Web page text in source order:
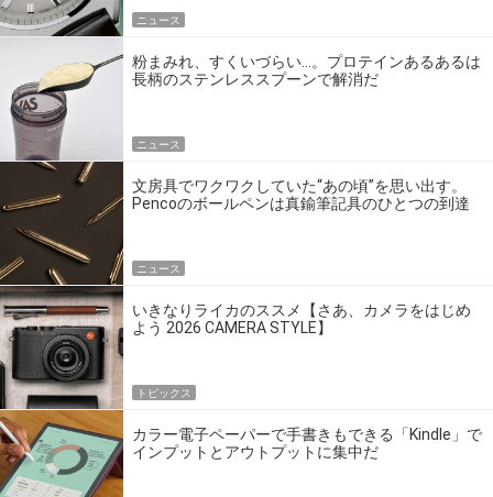
ニュース
粉まみれ、すくいづらい…。プロテインあるあるは
長柄のステンレススプーンで解消だ
ニュース
文房具でワクワクしていた“あの頃”を思い出す。
Pencoのボールペンは真鍮筆記具のひとつの到達
ニュース
いきなりライカのススメ【さあ、カメラをはじめ
よう 2026 CAMERA STYLE】
トピックス
カラー電子ペーパーで手書きもできる「Kindle」で
インプットとアウトプットに集中だ